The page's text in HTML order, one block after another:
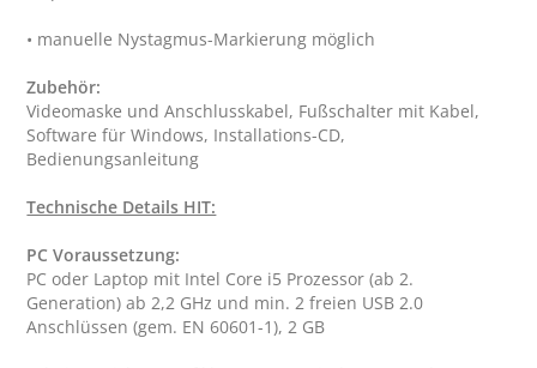
Zubehör:
Videomaske und Anschlusskabel, Fußschalter mit Kabel,
Software für Windows, Installations-CD,
Bedienungsanleitung
Technische Details HIT:
PC Voraussetzung:
PC oder Laptop mit Intel Core i5 Prozessor (ab 2.
Generation) ab 2,2 GHz und min. 2 freien USB 2.0
Anschlüssen (gem. EN 60601-1), 2 GB